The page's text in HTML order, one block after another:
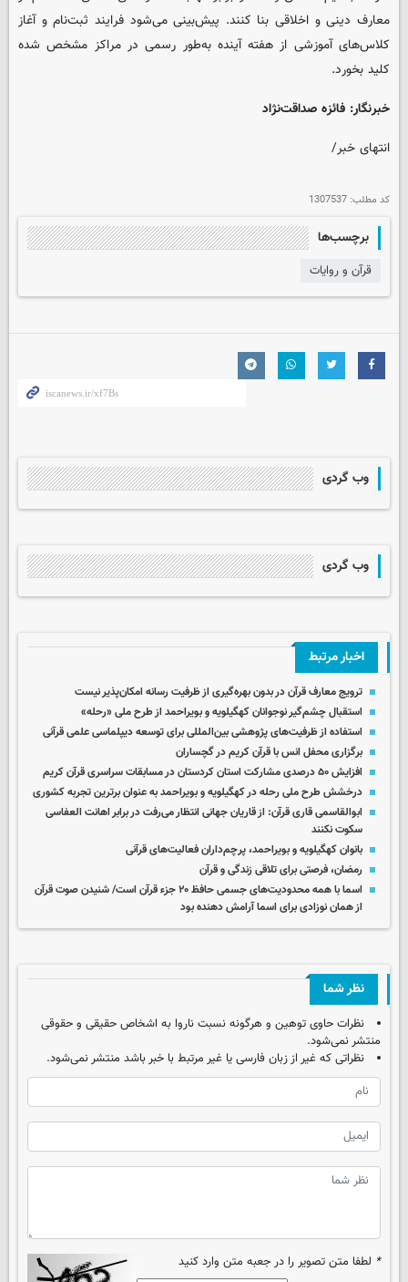
معارف دینی و اخلاقی بنا کنند. پیش‌بینی می‌شود فرایند ثبت‌نام و آغاز
کلاس‌های آموزشی از هفته آینده به‌طور رسمی در مراکز مشخص‌ شده
کلید بخورد.
خبرنگار: فائزه صداقت‌نژاد
انتهای خبر/
کد مطلب: 1307537
برچسب‌ها
قرآن و روایات
وب گردی
وب گردی
اخبار مرتبط
ترویج معارف قرآن در بدون بهره‌گیری از ظرفیت رسانه امکان‌پذیر نیست
استقبال چشم‌گیر نوجوانان کهگیلویه و بویراحمد از طرح ملی «رحله»
استفاده از ظرفیت‏‌های پژوهشی بین‌المللی برای توسعه دیپلماسی علمی قرآنی
برگزاری محفل انس با قرآن کریم در گچساران
افزایش ۵۰ درصدی مشارکت استان کردستان در مسابقات سراسری قرآن کریم
درخشش طرح ملی رحله در کهگیلویه و بویراحمد به عنوان برترین تجربه کشوری
ابوالقاسمی قاری قرآن: از قاریان جهانی انتظار می‌رفت در برابر اهانت العفاسی
سکوت نکنند
بانوان کهگیلویه و بویراحمد، پرچم‌داران فعالیت‌های قرآنی
رمضان، فرصتی برای تلاقی زندگی و قرآن
اسما با همه محدودیت‌های جسمی‌ حافظ ۲۰ جزء قرآن است/ شنیدن صوت قرآن
از همان نوزادی برای اسما آرامش دهنده بود
نظر شما
نظرات حاوی توهین و هرگونه نسبت ناروا به اشخاص حقیقی و حقوقی
منتشر نمی‌شود.
نظراتی که غیر از زبان فارسی یا غیر مرتبط با خبر باشد منتشر نمی‌شود.
* لطفا متن تصویر را در جعبه متن وارد کنید